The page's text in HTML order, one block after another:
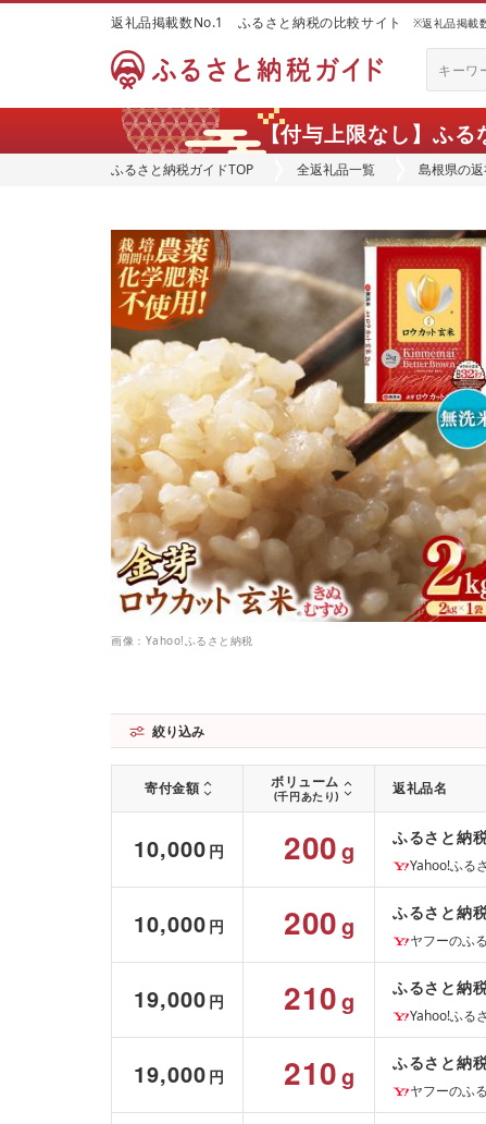
返礼品掲載数No.1 ふるさと納税の比較サイト ※返礼品掲載
【付与上限なし】ふる
ふるさと納税ガイドTOP 全返礼品一覧 島根県の
画像：Yahoo!ふるさと納税
絞り込み
寄付金額 ボリューム
(千円あたり) 返礼品名
10,000 円 200g Yahoo!ふる
ふるさと納
10,000 円 200g ヤフーのふ
ふるさと納
19,000 円 210g Yahoo!ふる
ふるさと納
19,000 円 210g ヤフーのふ
ふるさと納